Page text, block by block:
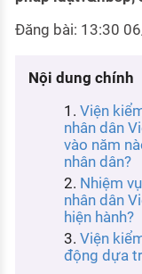
Nhà tuyển dụng
Hồ sơ biểu mẫu
Tử vi nghề
Kỹ năng nghề
HƯỚNG NGHIỆP
Đặc trưng từng
Xu hướng việc
Đăng bài: 13:30
Nội dung chính
Viện
nhân dân
vào năm
nhân dân?
Nhiệm
nhân dân
hiện hành?
Viện
động dựa